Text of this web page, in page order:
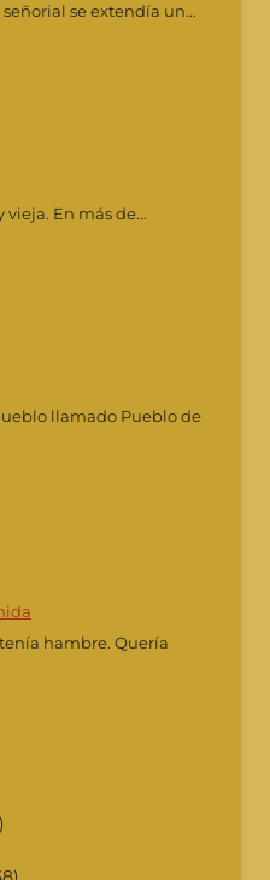
se extendía un...
En más de...
llamado Pueblo de
hambre. Quería